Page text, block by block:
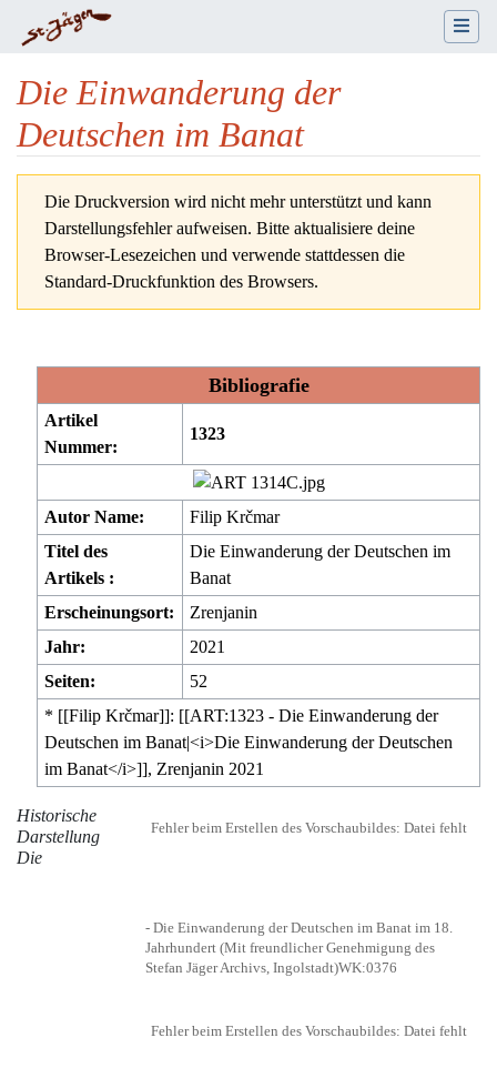
Die Einwanderung der
Deutschen im Banat
Die Druckversion wird nicht mehr unterstützt und kann
Darstellungsfehler aufweisen. Bitte aktualisiere deine
Browser-Lesezeichen und verwende stattdessen die
Standard-Druckfunktion des Browsers.
Bibliografie
Artikel
Nummer:
1323
Autor Name:
Filip Krčmar
Titel des
Artikels :
Die Einwanderung der Deutschen im
Banat
Erscheinungsort:
Zrenjanin
Jahr:
2021
Seiten:
52
* [[Filip Krčmar]]: [[ART:1323 - Die Einwanderung der
Deutschen im Banat|<i>Die Einwanderung der Deutschen
im Banat</i>]], Zrenjanin 2021
Fehler beim Erstellen des Vorschaubildes: Datei fehlt
- Die Einwanderung der Deutschen im Banat im 18.
Jahrhundert (Mit freundlicher Genehmigung des
Stefan Jäger Archivs, Ingolstadt)WK:0376
Fehler beim Erstellen des Vorschaubildes: Datei fehlt
Historische
Darstellung
Die